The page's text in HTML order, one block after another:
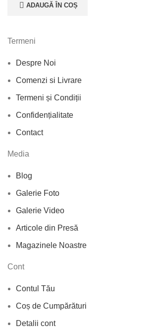
ADAUGĂ ÎN COȘ
Termeni
Despre Noi
Comenzi si Livrare
Termeni și Condiții
Confidențialitate
Contact
Media
Blog
Galerie Foto
Galerie Video
Articole din Presă
Magazinele Noastre
Cont
Contul Tău
Coș de Cumpărături
Detalii cont